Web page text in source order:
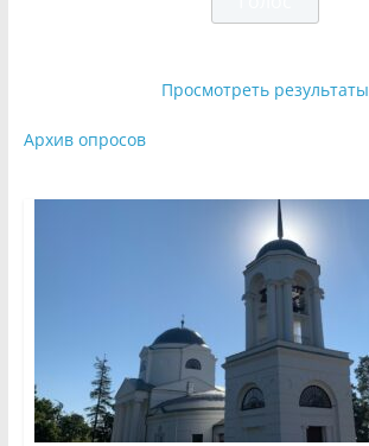
Просмотреть результаты
Архив опросов